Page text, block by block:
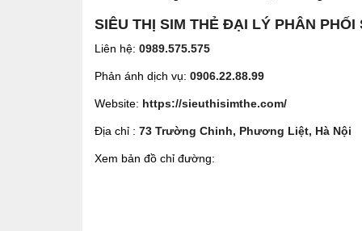
SIÊU THỊ SIM THẺ ĐẠI LÝ PHÂN PHỐI
Liên hệ: 0989.575.575
Phản ánh dịch vụ: 0906.22.88.99
Website: https://sieuthisimthe.com/
Địa chỉ : 73 Trường Chinh, Phương Liệt, Hà Nội
Xem bản đồ chỉ đường: